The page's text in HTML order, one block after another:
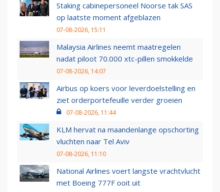
Staking cabinepersoneel Noorse tak SAS
op laatste moment afgeblazen
07-08-2026, 15:11
Malaysia Airlines neemt maatregelen
nadat piloot 70.000 xtc-pillen smokkelde
07-08-2026, 14:07
Airbus op koers voor leverdoelstelling en
ziet orderportefeuille verder groeien
07-08-2026, 11:44
KLM hervat na maandenlange opschorting
vluchten naar Tel Aviv
07-08-2026, 11:10
National Airlines voert langste vrachtvlucht
met Boeing 777F ooit uit